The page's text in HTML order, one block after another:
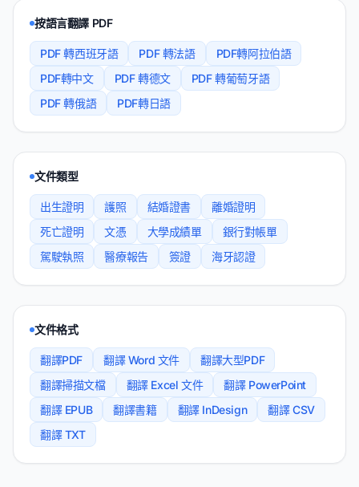
按語言翻譯 PDF
PDF 轉西班牙語 PDF 轉法語
PDF轉阿拉伯語
PDF轉中文
PDF 轉德文
PDF 轉葡萄牙語
PDF 轉俄語
PDF轉日語
文件類型
出生證明 護照 結婚證書
離婚證明
死亡證明
文憑 大學成績單
銀行對帳單
駕駛執照
醫療報告 簽證 海牙認證
文件格式
翻譯PDF 翻譯 Word 文件
翻譯大型PDF
翻譯掃描文檔
翻譯 Excel 文件
翻譯 PowerPoint
翻譯 EPUB
翻譯書籍 翻譯 InDesign
翻譯 CSV
翻譯 TXT